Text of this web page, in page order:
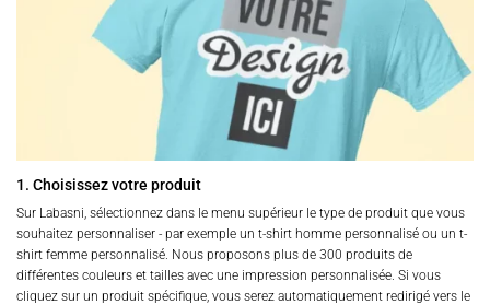
1. Choisissez votre produit
Sur Labasni, sélectionnez dans le menu supérieur le type de produit que vous
souhaitez personnaliser - par exemple un t-shirt homme personnalisé ou un t-
shirt femme personnalisé. Nous proposons plus de 300 produits de
différentes couleurs et tailles avec une impression personnalisée. Si vous
cliquez sur un produit spécifique, vous serez automatiquement redirigé vers le